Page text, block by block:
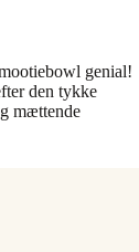
genial!
den tykke
mættende